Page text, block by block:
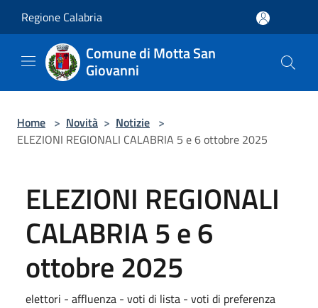
Regione Calabria
Comune di Motta San
Giovanni
Home > Novità > Notizie >
ELEZIONI REGIONALI CALABRIA 5 e 6 ottobre 2025
ELEZIONI REGIONALI
CALABRIA 5 e 6
ottobre 2025
elettori - affluenza - voti di lista - voti di preferenza